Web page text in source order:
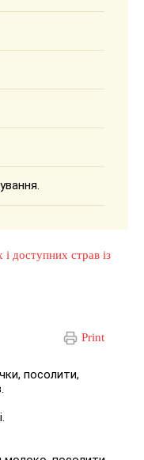
доступних страв із
Print
посолити,